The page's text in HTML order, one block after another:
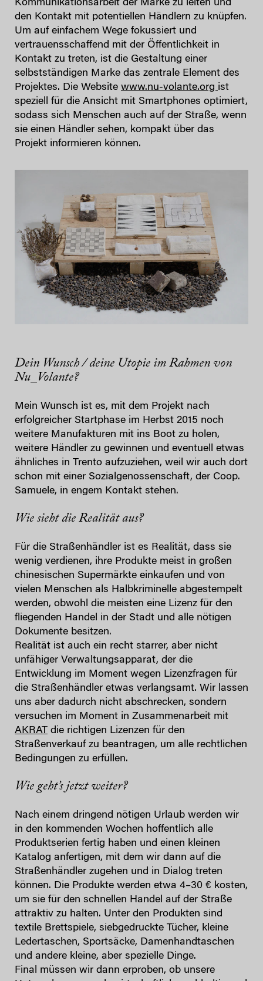
Kommunikationsarbeit der Marke zu leiten und
den Kontakt mit potentiellen Händlern zu knüpfen.
Um auf einfachem Wege fokussiert und
vertrauensschaffend mit der Öffentlichkeit in
Kontakt zu treten, ist die Gestaltung einer
selbstständigen Marke das zentrale Element des
Projektes. Die Website www.nu-volante.org ist
speziell für die Ansicht mit Smartphones optimiert,
sodass sich Menschen auch auf der Straße, wenn
sie einen Händler sehen, kompakt über das
Projekt informieren können.
Dein Wunsch / deine Utopie im Rahmen von
Nu_Volante?
Mein Wunsch ist es, mit dem Projekt nach
erfolgreicher Startphase im Herbst 2015 noch
weitere Manufakturen mit ins Boot zu holen,
weitere Händler zu gewinnen und eventuell etwas
ähnliches in Trento aufzuziehen, weil wir auch dort
schon mit einer Sozialgenossenschaft, der Coop.
Samuele, in engem Kontakt stehen.
Wie sieht die Realität aus?
Für die Straßenhändler ist es Realität, dass sie
wenig verdienen, ihre Produkte meist in großen
chinesischen Supermärkte einkaufen und von
vielen Menschen als Halbkriminelle abgestempelt
werden, obwohl die meisten eine Lizenz für den
fliegenden Handel in der Stadt und alle nötigen
Dokumente besitzen.
Realität ist auch ein recht starrer, aber nicht
unfähiger Verwaltungsapparat, der die
Entwicklung im Moment wegen Lizenzfragen für
die Straßenhändler etwas verlangsamt. Wir lassen
uns aber dadurch nicht abschrecken, sondern
versuchen im Moment in Zusammenarbeit mit
AKRAT die richtigen Lizenzen für den
Straßenverkauf zu beantragen, um alle rechtlichen
Bedingungen zu erfüllen.
Wie geht’s jetzt weiter?
Nach einem dringend nötigen Urlaub werden wir
in den kommenden Wochen hoffentlich alle
Produktserien fertig haben und einen kleinen
Katalog anfertigen, mit dem wir dann auf die
Straßenhändler zugehen und in Dialog treten
können. Die Produkte werden etwa 4–30 € kosten,
um sie für den schnellen Handel auf der Straße
attraktiv zu halten. Unter den Produkten sind
textile Brettspiele, siebgedruckte Tücher, kleine
Ledertaschen, Sportsäcke, Damenhandtaschen
und andere kleine, aber spezielle Dinge.
Final müssen wir dann erproben, ob unsere